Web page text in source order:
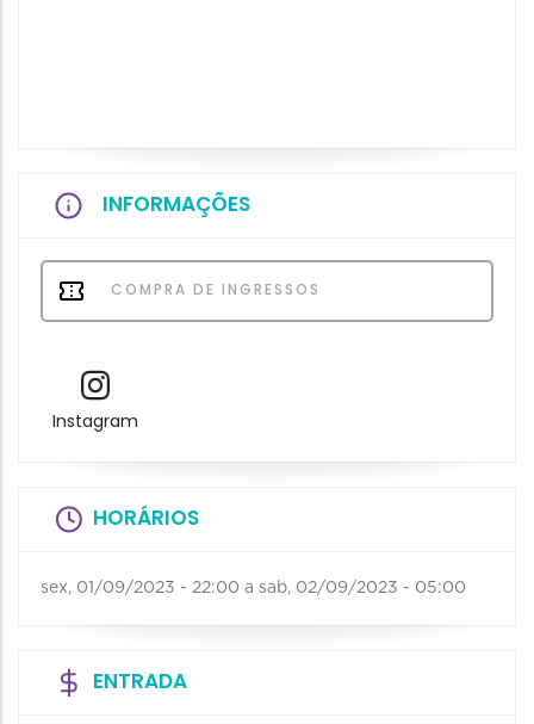
INFORMAÇÕES
COMPRA DE INGRESSOS
Instagram
HORÁRIOS
sex, 01/09/2023 - 22:00 a sab, 02/09/2023 - 05:00
ENTRADA